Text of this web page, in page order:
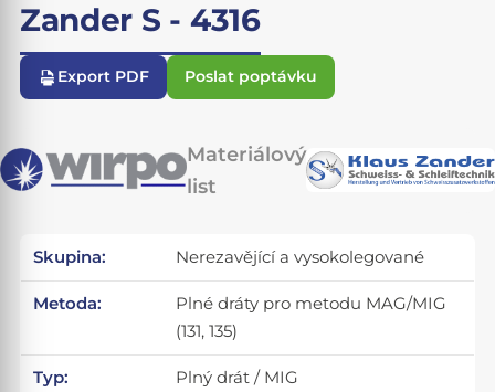
Zander S - 4316
Export PDF Poslat poptávku
Materiálový
list
Skupina: Nerezavějící a vysokolegované
Metoda:
Plné dráty pro metodu MAG/MIG
(131, 135)
Typ: Plný drát / MIG